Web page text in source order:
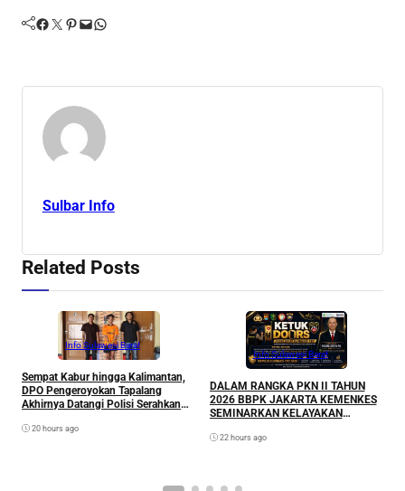
Facebook Twitter Pinterest Mail WhatsApp
Sulbar Info
Related Posts
Info Sulawesi Barat
Sempat Kabur hingga Kalimantan,
DPO Pengeroyokan Tapalang
Akhirnya Datangi Polisi Serahkan
20 hours ago
Info Sulawesi Barat
DALAM RANGKA PKN II TAHUN
2026 BBPK JAKARTA KEMENKES
SEMINARKAN KELAYAKAN
PERUBAHAN KETUK DOORS
22 hours ago